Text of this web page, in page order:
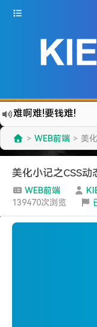
难啊难!要钱难!
更新到
有点伤心了,今年净
难啊难...
七牛的JS SDK 的文
> WEB前端 > 美
美化小记之CSS动
WEB前端
139470次浏览